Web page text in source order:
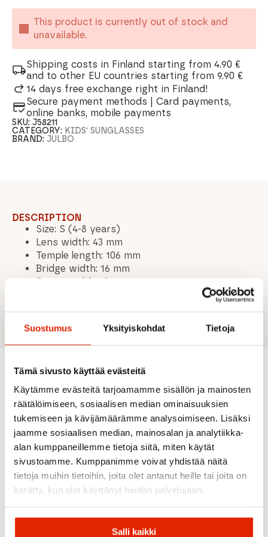
Suostumus Yksityiskohdat Tietoja
Tämä sivusto käyttää evästeitä
Käytämme evästeitä tarjoamamme sisällön ja mainosten
räätälöimiseen, sosiaalisen median ominaisuuksien
tukemiseen ja kävijämäärämme analysoimiseen. Lisäksi
jaamme sosiaalisen median, mainosalan ja analytiikka-
alan kumppaneillemme tietoja siitä, miten käytät
sivustoamme. Kumppanimme voivat yhdistää näitä
tietoja muihin tietoihin, joita olet antanut heille tai joita on
kerätty, kun olet käyttänyt heidän palvelujaan.
Salli kaikki
This product is currently out of stock and
unavailable.
Shipping costs in Finland starting from 4.90 €
and to other EU countries starting from 9.90 €
14 days free exchange right in Finland!
Secure payment methods | Card payments,
online banks, mobile payments
SKU:J58211
CATEGORY: KIDS' SUNGLASSES
BRAND:JULBO
DESCRIPTION
Size: S (4-8 years)
Lens width: 43 mm
Temple length: 106 mm
Bridge width: 16 mm
Frame width: 109 mm
Recommended for you
Julbo Julbo